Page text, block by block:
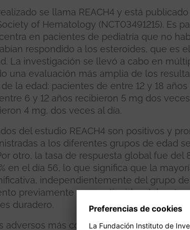
se llama REACH4 y está
of Hematology (NCT03491215). Es
en pacientes de pediatría que no
respondido a los esteroides, que es
La investigación se llevó a cabo en
una evaluación más amplia de los
la edad: pacientes de entre 12 y 18
6 y 12 años recibieron 5 mg dos
4 mg, dos veces al día.
del estudio REACH4 son positivos y
a los diferentes grupos de edad
otro, la tasa de respuesta global fue del
en el día 56, lo que significa que la
independientemente del grupo
previamente con corticoides.
duradero.
adversos más comunes que se han